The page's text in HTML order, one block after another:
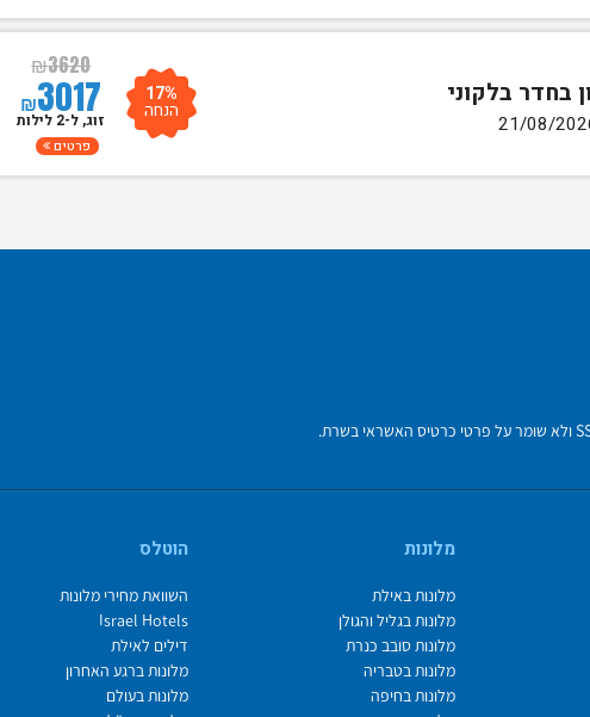
₪3620
₪3017 17%
הנחה זוג, ל-2 לילות
פרטים
מלונות
מלונות באילת
מלונות בגליל והגולן
מלונות סובב כנרת
מלונות בטבריה
מלונות בחיפה
הוטלס
השוואת מחירי מלונות
Israel Hotels
דילים לאילת
מלונות ברגע האחרון
מלונות בעולם